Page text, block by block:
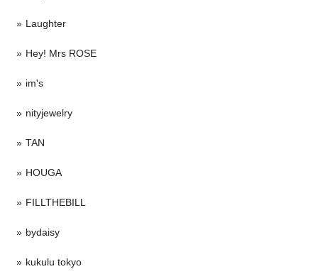
Laughter
Hey! Mrs ROSE
im's
nityjewelry
TAN
HOUGA
FILLTHEBILL
bydaisy
kukulu tokyo